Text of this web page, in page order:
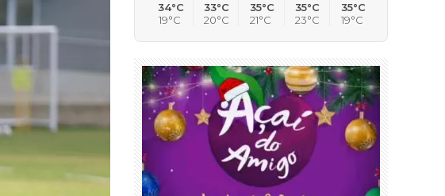
34°C
19°C
33°C
20°C
35°C
21°C
35°C
23°C
35°C
19°C